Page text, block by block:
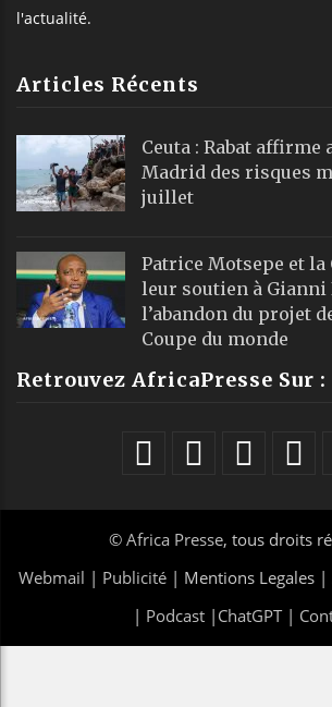
l'actualité.
Articles Récents
Ceuta : Rabat affirme
Madrid des risques
juillet
Patrice Motsepe et la
leur soutien à
l’abandon du projet
Coupe du monde
Retrouvez AfricaPresse Sur :
© Africa Presse, tous droits
Webmail | Publicité | Mentions Legales |
| Podcast| ChatGPT|